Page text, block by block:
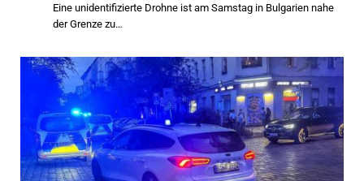
Eine unidentifizierte Drohne ist am Samstag in Bulgarien nahe
der Grenze zu…